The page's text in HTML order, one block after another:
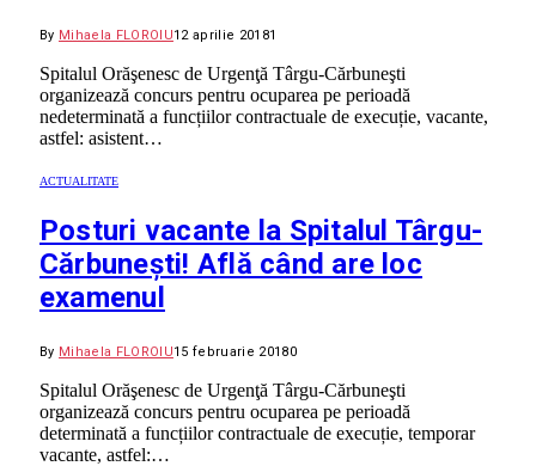
By Mihaela FLOROIU12 aprilie 20181
Spitalul Orăşenesc de Urgenţă Târgu-Cărbuneşti
organizează concurs pentru ocuparea pe perioadă
nedeterminată a funcțiilor contractuale de execuție, vacante,
astfel: asistent…
ACTUALITATE
Posturi vacante la Spitalul Târgu-
Cărbunești! Află când are loc
examenul
By Mihaela FLOROIU15 februarie 20180
Spitalul Orăşenesc de Urgenţă Târgu-Cărbuneşti
organizează concurs pentru ocuparea pe perioadă
determinată a funcțiilor contractuale de execuție, temporar
vacante, astfel:…